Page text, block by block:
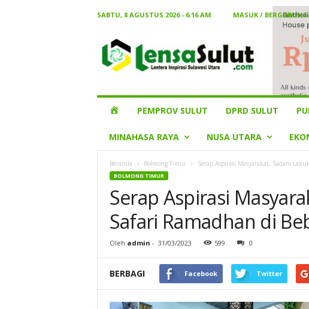
SABTU, 8 AGUSTUS 2026 - 6:16 AM
MASUK / BERGABUNG
Sulut
HOMEPEMPROV SULUT DPRD SULUT
MINAHASA RAYA NUSA UTARA
Beranda Bolmong Timur Serap Aspirasi Masyarakat, Sadam
BOLMONG TIMUR
Serap Aspirasi
Safari Ramadhan di
Oleh admin - 31/03/2023 599 0
BERBAGI Facebook Twitter